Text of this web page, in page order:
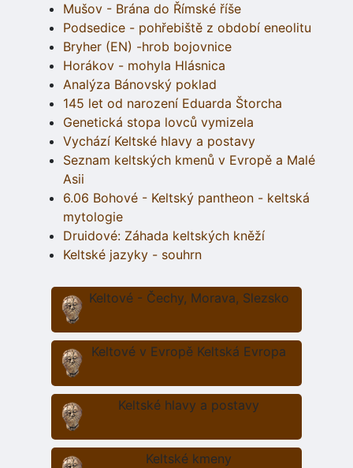
Mušov - Brána do Římské říše
Podsedice - pohřebiště z období eneolitu
Bryher (EN) -hrob bojovnice
Horákov - mohyla Hlásnica
Analýza Bánovský poklad
145 let od narození Eduarda Štorcha
Genetická stopa lovců vymizela
Vychází Keltské hlavy a postavy
Seznam keltských kmenů v Evropě a Malé
Asii
6.06 Bohové - Keltský pantheon - keltská
mytologie
Druidové: Záhada keltských kněží
Keltské jazyky - souhrn
Keltové - Čechy, Morava, Slezsko
Keltové v Evropě Keltská Evropa
Keltské hlavy a postavy
Keltské kmeny